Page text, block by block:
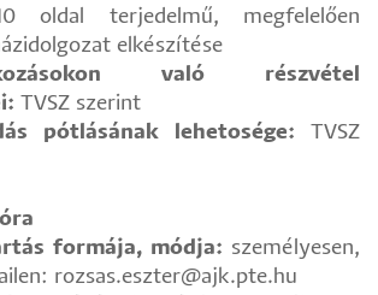
terjedelmű, megfelelően
elkészítése
való részvétel
TVSZ szerint
pótlásának lehetosége: TVSZ
formája, módja: személyesen,
rozsas.eszter@ajk.pte.hu